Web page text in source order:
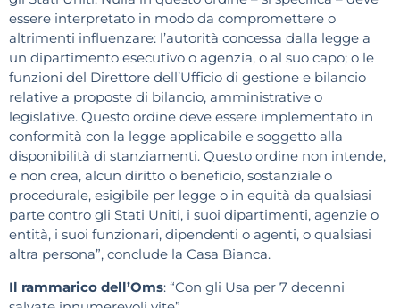
essere interpretato in modo da compromettere o
altrimenti influenzare: l’autorità concessa dalla legge a
un dipartimento esecutivo o agenzia, o al suo capo; o le
funzioni del Direttore dell’Ufficio di gestione e bilancio
relative a proposte di bilancio, amministrative o
legislative. Questo ordine deve essere implementato in
conformità con la legge applicabile e soggetto alla
disponibilità di stanziamenti. Questo ordine non intende,
e non crea, alcun diritto o beneficio, sostanziale o
procedurale, esigibile per legge o in equità da qualsiasi
parte contro gli Stati Uniti, i suoi dipartimenti, agenzie o
entità, i suoi funzionari, dipendenti o agenti, o qualsiasi
altra persona”, conclude la Casa Bianca.
Il rammarico dell’Oms: “Con gli Usa per 7 decenni